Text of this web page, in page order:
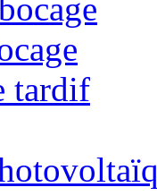
tardif